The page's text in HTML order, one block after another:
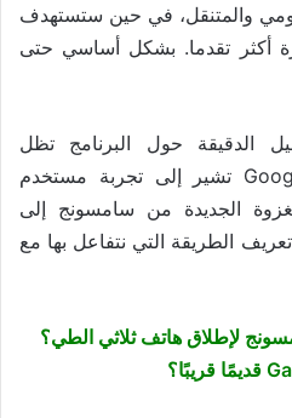
والمتنقل، في حين ستستهدف
أكثر تقدما. بشكل أساسي حتى
الدقيقة حول البرنامج تظل
محدودة، إلا أن مشاركة Google تشير إلى تجربة مستخدم
الجديدة من سامسونج إلى
الطريقة التي نتفاعل بها مع
لإطلاق هاتف ثلاثي الطي؟